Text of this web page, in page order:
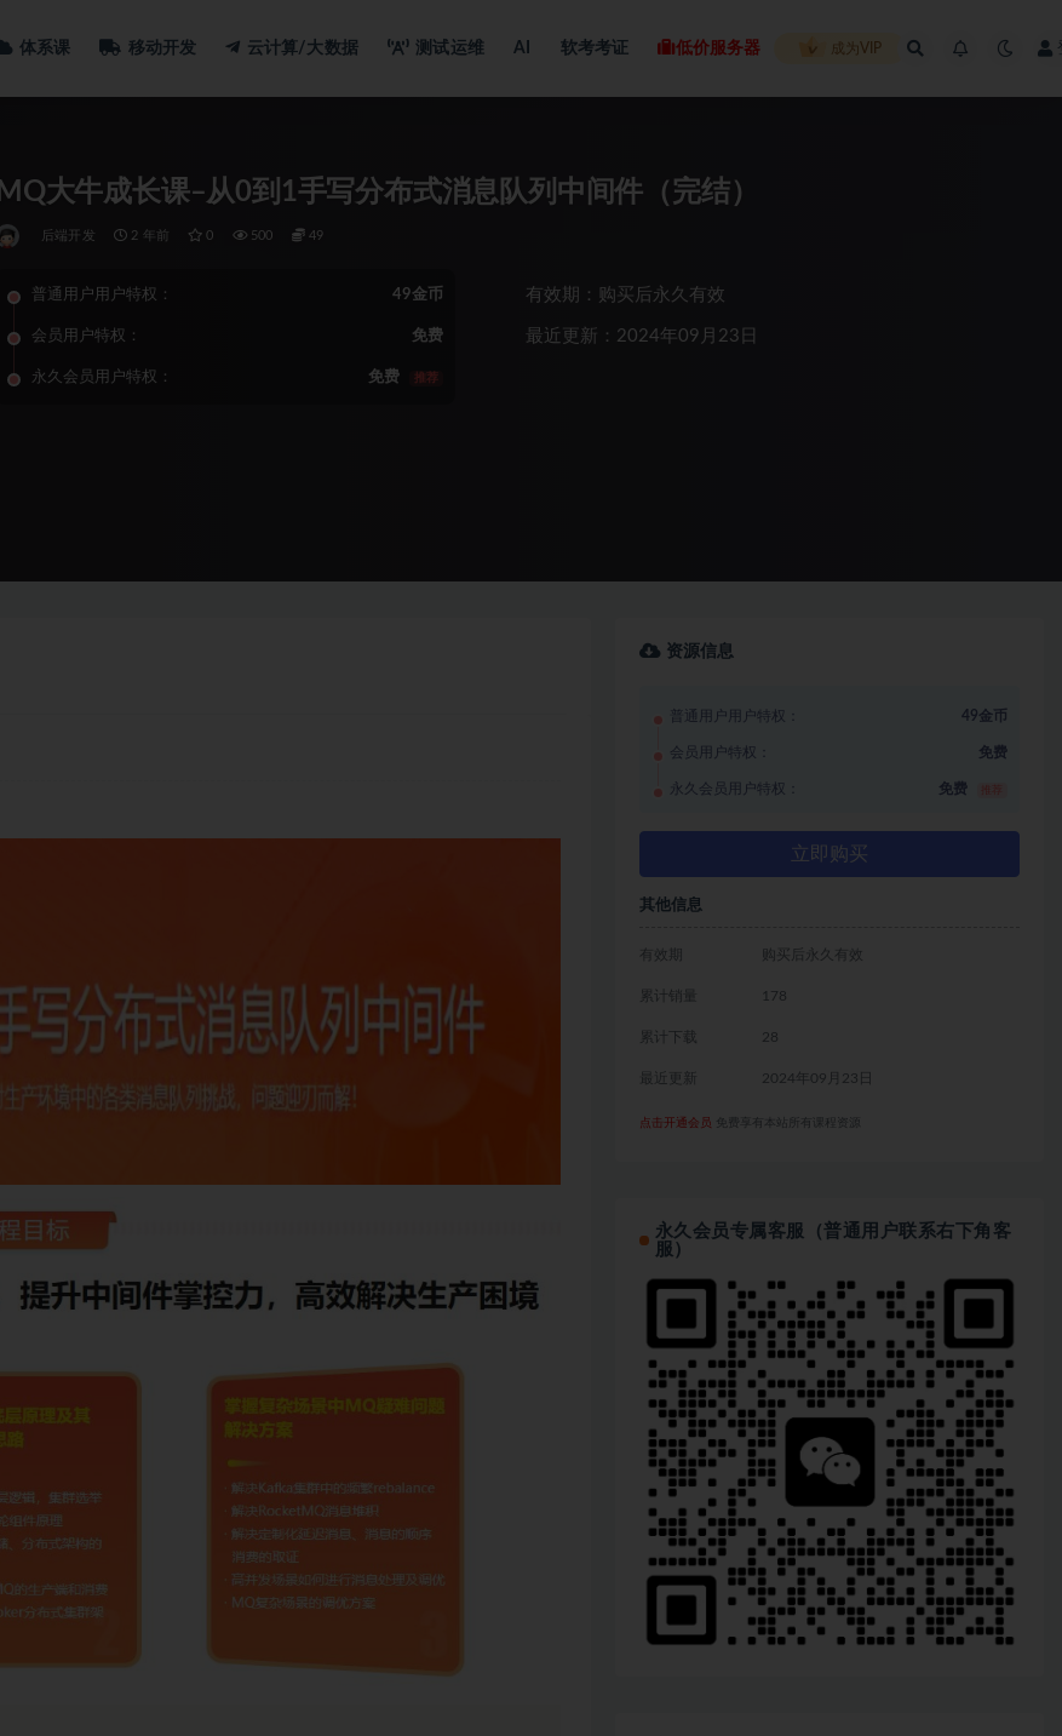
体系课 移动开发 云计算/大数据 测试运维 AI 软考考证 低价服务器 成为VIP
MQ大牛成长课–从0到1手写分布式消息队列中间件（完结）
后端开发 2 年前 0 500 49
普通用户用户特权： 49金币
会员用户特权： 免费
永久会员用户特权： 免费 推荐
有效期：购买后永久有效
最近更新：2024年09月23日
资源信息
普通用户用户特权： 49金币
会员用户特权： 免费
永久会员用户特权： 免费
立即购买
其他信息
有效期 购买后永久有效
累计销量 178
累计下载 28
最近更新 2024年09月23日
点击开通会员 免费享有本站所有课程资源
永久会员专属客服（普通用户联系右下角客
服）